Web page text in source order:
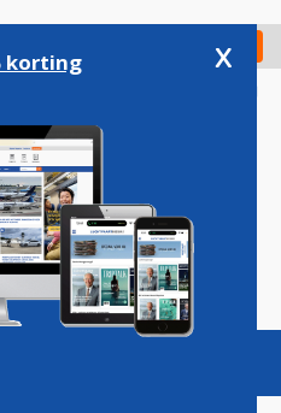
Check in
Vacatures
korting x